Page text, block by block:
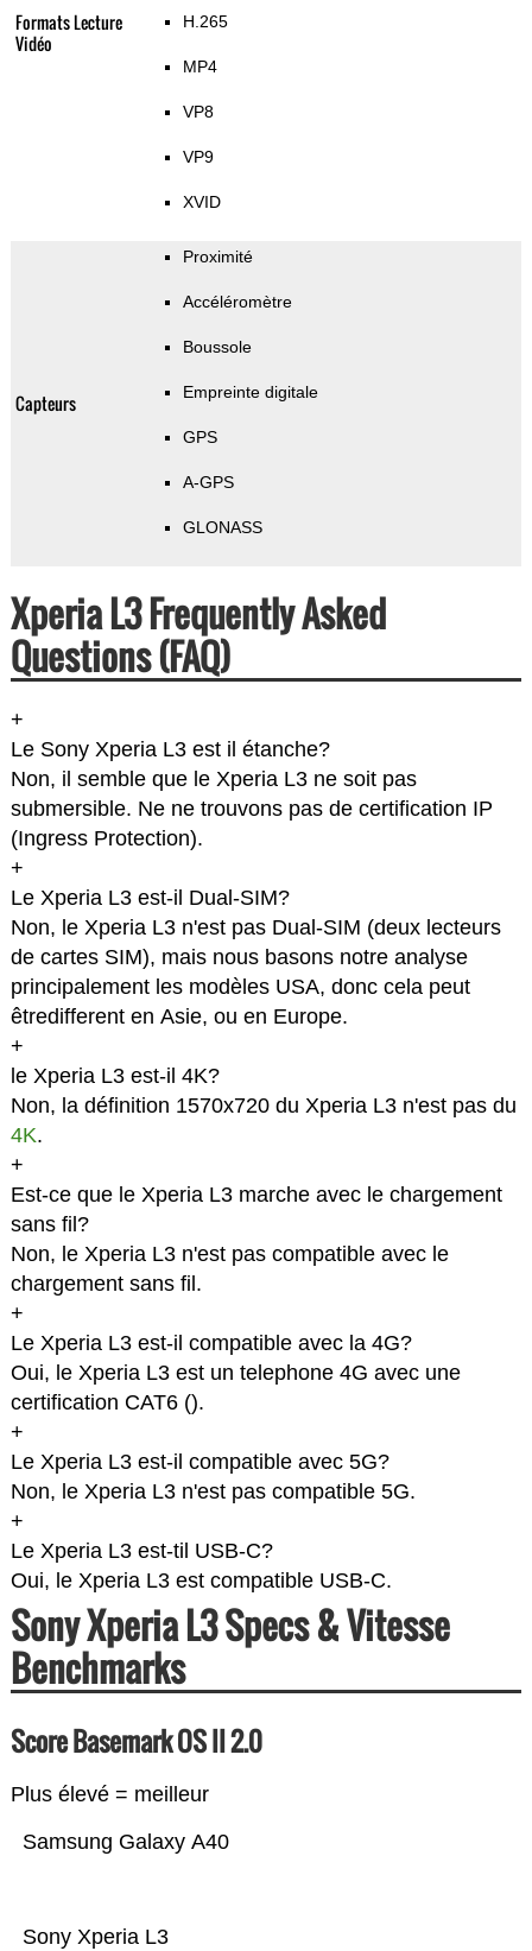
Formats Lecture
Vidéo
H.265
MP4
VP8
VP9
XVID
Capteurs
Proximité
Accéléromètre
Boussole
Empreinte digitale
GPS
A-GPS
GLONASS
Xperia L3 Frequently Asked
Questions (FAQ)
+
Le Sony Xperia L3 est il étanche?
Non, il semble que le Xperia L3 ne soit pas
submersible. Ne ne trouvons pas de certification IP
(Ingress Protection).
+
Le Xperia L3 est-il Dual-SIM?
Non, le Xperia L3 n'est pas Dual-SIM (deux lecteurs
de cartes SIM), mais nous basons notre analyse
principalement les modèles USA, donc cela peut
êtredifferent en Asie, ou en Europe.
+
le Xperia L3 est-il 4K?
Non, la définition 1570x720 du Xperia L3 n'est pas du
4K.
+
Est-ce que le Xperia L3 marche avec le chargement
sans fil?
Non, le Xperia L3 n'est pas compatible avec le
chargement sans fil.
+
Le Xperia L3 est-il compatible avec la 4G?
Oui, le Xperia L3 est un telephone 4G avec une
certification CAT6 ().
+
Le Xperia L3 est-il compatible avec 5G?
Non, le Xperia L3 n'est pas compatible 5G.
+
Le Xperia L3 est-til USB-C?
Oui, le Xperia L3 est compatible USB-C.
Sony Xperia L3 Specs & Vitesse
Benchmarks
Score Basemark OS II 2.0
Plus élevé = meilleur
Sony Xperia L3
Samsung Galaxy A40